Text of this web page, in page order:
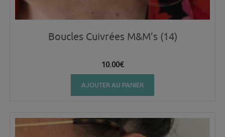
Boucles Cuivrées M&M’s (14)
10.00€
AJOUTER AU PANIER